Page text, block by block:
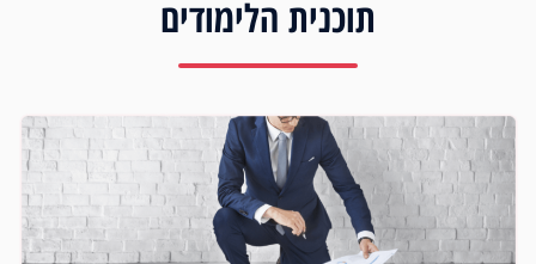
תוכנית הלימודים